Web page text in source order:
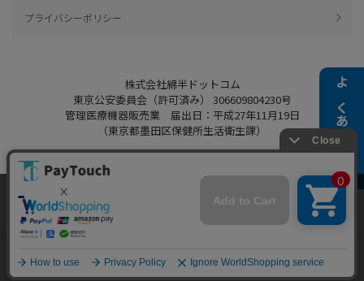
よくある質問
プライバシーポリシー
株式会社綿半ドットコム
東京公安委員会（許可済み） 306609804230号
管理医療機器販売業 届出日：平成27年11月19日
（東京都墨田区保健所生活衛生課）
Copyright 2022
Powered by Watahan Partners Co., Ltd.
当ウェブサイトでは、お客様により良いサービス
をご提供するため、クッキーを利用しています。
サイト利用を継続することにより、クッキーの使
細はこちら」をご覧ください。
同意する